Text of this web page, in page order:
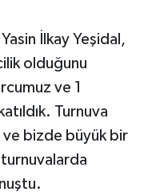
İlkay Yeşidal,
olduğunu
ve 1
Turnuva
bizde büyük bir